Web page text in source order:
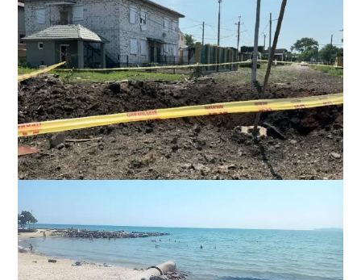
газопровід високого тиску
04-08-2026 в 16:14
ВИБІР РЕДАКЦІЇ